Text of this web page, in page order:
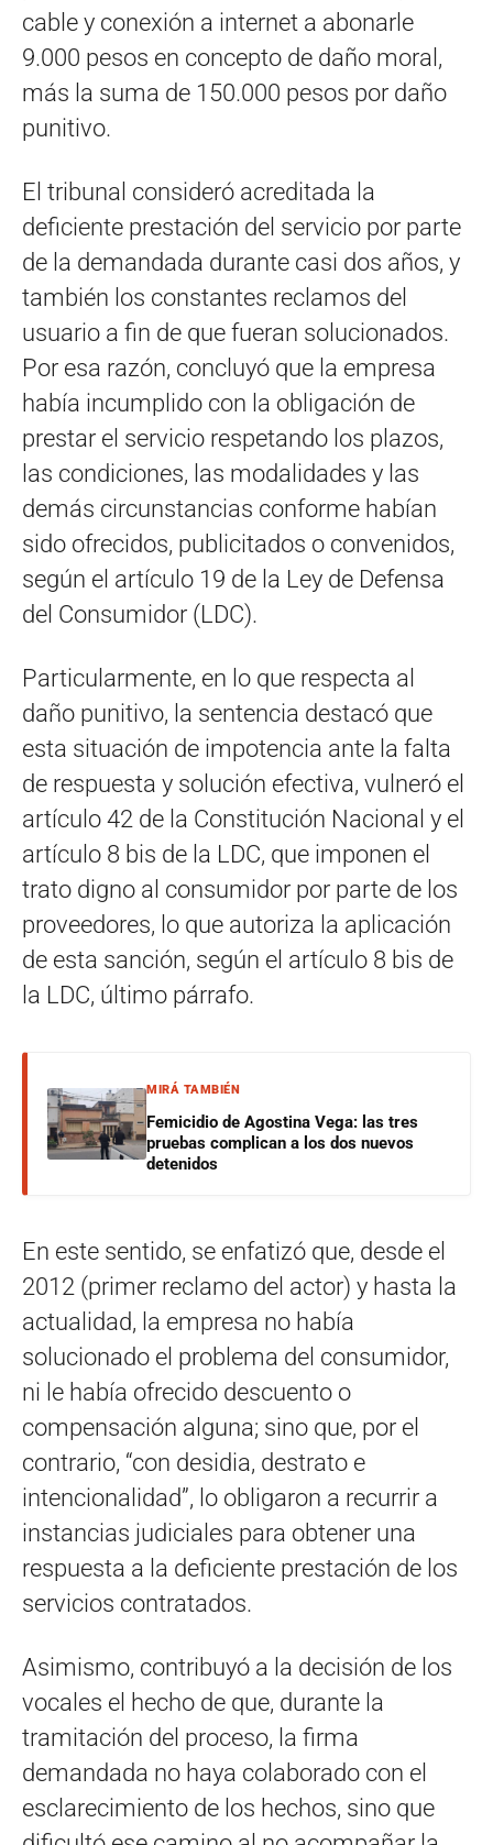
cable y conexión a internet a abonarle
9.000 pesos en concepto de daño moral,
más la suma de 150.000 pesos por daño
punitivo.
El tribunal consideró acreditada la
deficiente prestación del servicio por parte
de la demandada durante casi dos años, y
también los constantes reclamos del
usuario a fin de que fueran solucionados.
Por esa razón, concluyó que la empresa
había incumplido con la obligación de
prestar el servicio respetando los plazos,
las condiciones, las modalidades y las
demás circunstancias conforme habían
sido ofrecidos, publicitados o convenidos,
según el artículo 19 de la Ley de Defensa
del Consumidor (LDC).
Particularmente, en lo que respecta al
daño punitivo, la sentencia destacó que
esta situación de impotencia ante la falta
de respuesta y solución efectiva, vulneró el
artículo 42 de la Constitución Nacional y el
artículo 8 bis de la LDC, que imponen el
trato digno al consumidor por parte de los
proveedores, lo que autoriza la aplicación
de esta sanción, según el artículo 8 bis de
la LDC, último párrafo.
MIRÁ TAMBIÉN
Femicidio de Agostina Vega: las tres
pruebas complican a los dos nuevos
detenidos
En este sentido, se enfatizó que, desde el
2012 (primer reclamo del actor) y hasta la
actualidad, la empresa no había
solucionado el problema del consumidor,
ni le había ofrecido descuento o
compensación alguna; sino que, por el
contrario, “con desidia, destrato e
intencionalidad”, lo obligaron a recurrir a
instancias judiciales para obtener una
respuesta a la deficiente prestación de los
servicios contratados.
Asimismo, contribuyó a la decisión de los
vocales el hecho de que, durante la
tramitación del proceso, la firma
demandada no haya colaborado con el
esclarecimiento de los hechos, sino que